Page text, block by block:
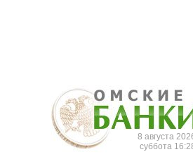
8 августа
суббота